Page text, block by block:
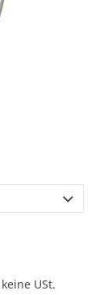
USt.